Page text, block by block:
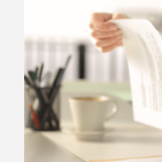
grösseres
Bild